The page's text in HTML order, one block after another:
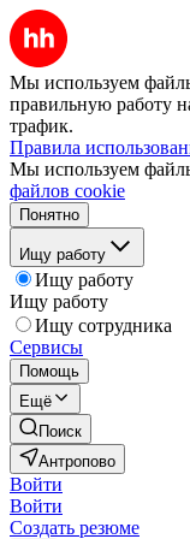
Мы используем
правильную работу
трафик.
Правила
Мы используем
файлов cookie
Понятно
Ищу работу
Ищу работу
Ищу работу
Ищу сотрудника
Сервисы
Помощь
Ещё
Поиск
Антропово
Войти
Войти
Создать резюме